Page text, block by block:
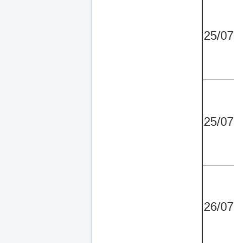
25/07
25/07
26/07